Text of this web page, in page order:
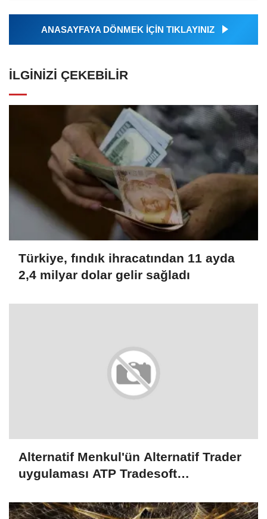
ANASAYFAYA DÖNMEK İÇİN TIKLAYINIZ
İLGINIZI ÇEKEBILIR
Türkiye, fındık ihracatından 11 ayda
2,4 milyar dolar gelir sağladı
Alternatif Menkul'ün Alternatif Trader
uygulaması ATP Tradesoft